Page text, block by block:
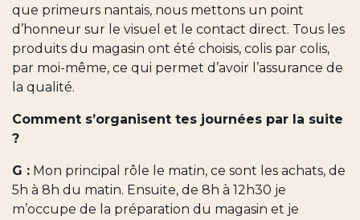
que primeurs nantais, nous mettons un point
d’honneur sur le visuel et le contact direct. Tous les
produits du magasin ont été choisis, colis par colis,
par moi-même, ce qui permet d’avoir l’assurance de
la qualité.
Comment s’organisent tes journées par la suite
?
G : Mon principal rôle le matin, ce sont les achats, de
5h à 8h du matin. Ensuite, de 8h à 12h30 je
m’occupe de la préparation du magasin et je